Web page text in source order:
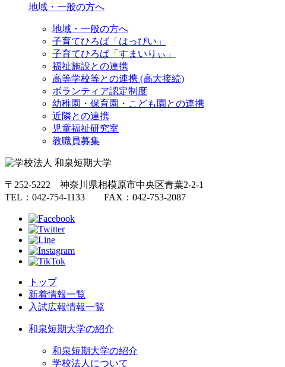
地域・一般の方へ
地域・一般の方へ
子育てひろば「はっぴい」
子育てひろば「すまいりぃ」
福祉施設との連携
高等学校等との連携 (高大接続)
ボランティア認定制度
幼稚園・保育園・こども園との連携
近隣との連携
児童福祉研究室
教職員募集
〒252-5222 神奈川県相模原市中央区青葉2-2-1
TEL：042-754-1133 FAX：042-753-2087
トップ
新着情報一覧
入試広報情報一覧
和泉短期大学の紹介
和泉短期大学の紹介
学校法人について